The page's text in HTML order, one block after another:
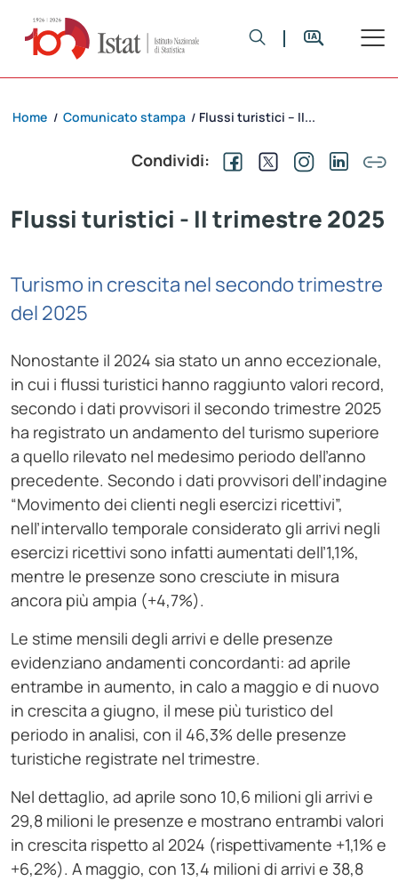
Home / Comunicato stampa / Flussi turistici – II...
Condividi:
Flussi turistici - II trimestre 2025
Turismo in crescita nel secondo trimestre
del 2025
Nonostante il 2024 sia stato un anno eccezionale,
in cui i flussi turistici hanno raggiunto valori record,
secondo i dati provvisori il secondo trimestre 2025
ha registrato un andamento del turismo superiore
a quello rilevato nel medesimo periodo dell’anno
precedente. Secondo i dati provvisori dell’indagine
“Movimento dei clienti negli esercizi ricettivi”,
nell’intervallo temporale considerato gli arrivi negli
esercizi ricettivi sono infatti aumentati dell’1,1%,
mentre le presenze sono cresciute in misura
ancora più ampia (+4,7%).
Le stime mensili degli arrivi e delle presenze
evidenziano andamenti concordanti: ad aprile
entrambe in aumento, in calo a maggio e di nuovo
in crescita a giugno, il mese più turistico del
periodo in analisi, con il 46,3% delle presenze
turistiche registrate nel trimestre.
Nel dettaglio, ad aprile sono 10,6 milioni gli arrivi e
29,8 milioni le presenze e mostrano entrambi valori
in crescita rispetto al 2024 (rispettivamente +1,1% e
+6,2%). A maggio, con 13,4 milioni di arrivi e 38,8